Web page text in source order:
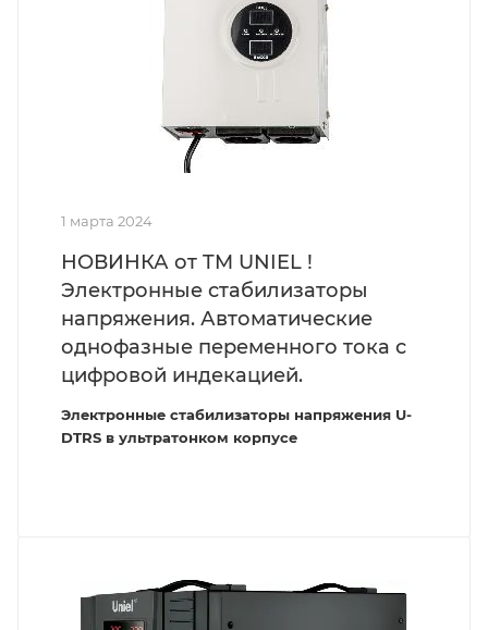
1 марта 2024
НОВИНКА от TM UNIEL !
Электронные стабилизаторы
напряжения. Автоматические
однофазные переменного тока с
цифровой индекацией.
Электронные стабилизаторы напряжения U-
DTRS в ультратонком корпусе